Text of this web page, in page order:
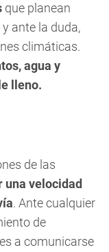
que planean
ante la duda,
climáticas.
agua y
lleno.
de las
una velocidad
. Ante cualquier
de
a comunicarse